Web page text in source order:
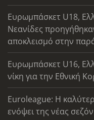
Ευρωμπάσκετ U18,
Νεανίδες
αποκλεισμό στην
Ευρωμπάσκετ U16,
νίκη για την Εθνική
Euroleague: Η
ενόψει της νέας